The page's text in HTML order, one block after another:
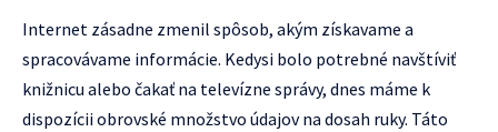
Internet zásadne zmenil spôsob, akým získavame a
spracovávame informácie. Kedysi bolo potrebné navštíviť
knižnicu alebo čakať na televízne správy, dnes máme k
dispozícii obrovské množstvo údajov na dosah ruky. Táto